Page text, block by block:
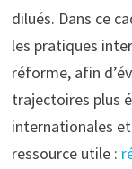
dilués. Dans ce
les pratiques
réforme, afin
trajectoires plus
internationales
ressource utile :